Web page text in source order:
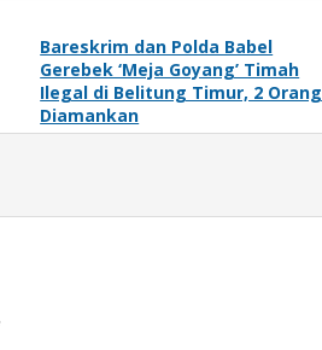
Bareskrim dan Polda Babel
Gerebek ‘Meja Goyang’ Timah
Ilegal di Belitung Timur, 2 Orang
Diamankan